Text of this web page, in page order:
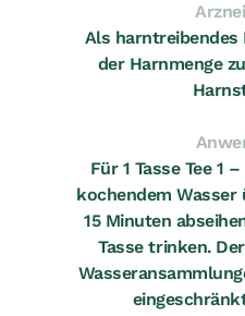
Als
der Harnmenge
Für 1 Tasse Tee 1
kochendem Wasser
15 Minuten
Tasse trinken.